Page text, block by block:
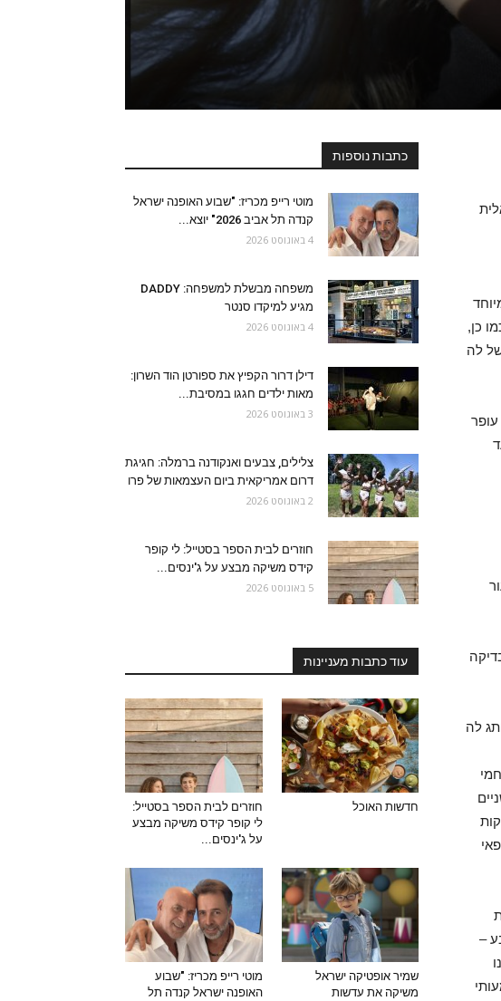
כן,
לה
עופר
החל מה-15.6 עד
לה
–
כתבות נוספות
מוטי רייפ מכריז: "שבוע האופנה ישראל
קנדה תל אביב 2026" יוצא...
4 באוגוסט 2026
משפחה מבשלת למשפחה: DADDY
מגיע למיקדו סנטר
4 באוגוסט 2026
דילן דרור הקפיץ את ספורטן הוד השרון:
מאות ילדים חגגו במסיבת...
3 באוגוסט 2026
צלילים, צבעים ואנקודנה ברמלה: חגיגת
דרום אמריקאית ביום העצמאות של פרו
2 באוגוסט 2026
חוזרים לבית הספר בסטייל: לי קופר
קידס משיקה מבצע על ג'ינסים...
5 באוגוסט 2026
עוד כתבות מעניינות
חדשות האוכל
חוזרים לבית הספר בסטייל:
לי קופר קידס משיקה מבצע
על ג'ינסים...
שמיר אופטיקה ישראל
משיקה את עדשות
מוטי רייפ מכריז: "שבוע
האופנה ישראל קנדה תל